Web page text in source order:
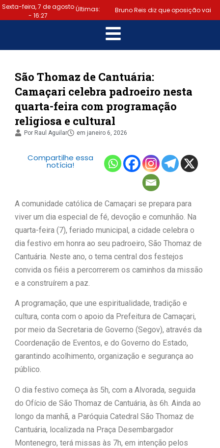
Sexta-feira, 7 de agosto
- 16:27
Últimas: Bruno Reis diz que oposição vai
escolher melhor estratégia para
vencer eleição nacional |
Último dia: prazo para regularizar
situação eleitoral e emitir título
termina hoje (6) |
Júnior luta em prol dos profissionais
de contabilidade | Prefeitura
de Lauro de Freitas disponibiliza
emergência para população
“Tomamos a decisão de
caminhar com Flávio Bolsonaro”, diz
Jesus discorda de Zema sobre fim do
Bolsa Família: “Precisamos dar
condições para as pessoas
evoluírem” |
São Thomaz de Cantuária:
Camaçari celebra padroeiro nesta
quarta-feira com programação
religiosa e cultural
Por Raul Aguilar em janeiro 6, 2026
Compartilhe essa
notícia!
A comunidade católica de Camaçari se prepara para
viver um dia especial de fé, devoção e comunhão. Na
quarta-feira (7), feriado municipal, a cidade celebra o
dia festivo em honra ao seu padroeiro, São Thomaz de
Cantuária. Neste ano, o tema central dos festejos
convida os fiéis a percorrerem os caminhos da missão
e a construírem a paz.
A programação, que une espiritualidade, tradição e
cultura, conta com o apoio da Prefeitura de Camaçari,
por meio da Secretaria de Governo (Segov), através da
Coordenação de Eventos, e do Governo do Estado,
garantindo acolhimento, organização e segurança ao
público.
O dia festivo começa às 5h, com a Alvorada, seguida
do Ofício de São Thomaz de Cantuária, às 6h. Ainda ao
longo da manhã, a Paróquia Catedral São Thomaz de
Cantuária, localizada na Praça Desembargador
Montenegro, terá missas às 7h, em intenção pelos